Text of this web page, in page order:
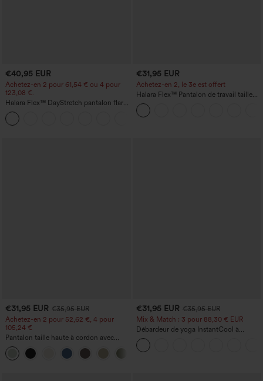
€40,95 EUR
Achetez-en 2 pour 61,54 € ou 4 pour
123,08 €.
Halara Flex™ DayStretch pantalon flare
de travail, taille mi-haute, poche latérale
zippée
€31,95 EUR
Achetez-en 2, le 3e est offert
Halara Flex™ Pantalon de travail taille
haute avec poche latérale arrière et
légère coupe évasée
€31,95 EUR €35,95 EUR
Achetez-en 2 pour 52,62 €, 4 pour
105,24 €
Pantalon taille haute à cordon avec
poches, jambe large et coupe ample,
style décontracté, effet lin
€31,95 EUR €35,95 EUR
Mix & Match : 3 pour 88,30 € EUR
Débardeur de yoga InstantCool à
encolure en U et ourlet arrondi –
UPF50+